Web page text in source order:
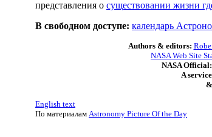
представления о существовании жизни
В свободном доступе: календарь
Authors & editors:
NASA Web Site
NASA Official:
A
&
English text
По материалам Astronomy Picture Of the Day